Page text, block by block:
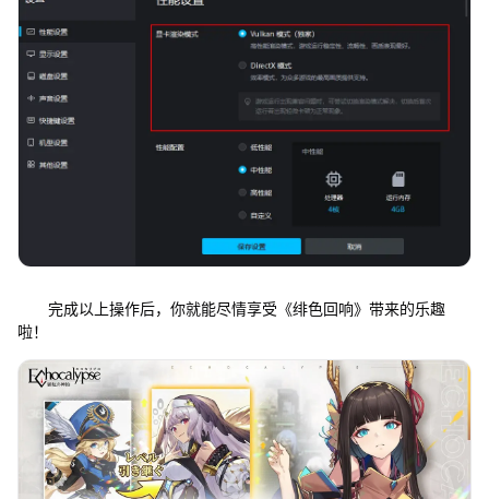
完成以上操作后，你就能尽情享受《绯色回响》带来的乐趣
啦！